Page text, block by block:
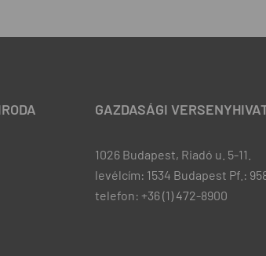
GAZDASÁGI
1026 Budapest, Riadó u. 5-11.
levélcím: 1534 Budapest Pf.:
telefon: +36 (1) 472-8900